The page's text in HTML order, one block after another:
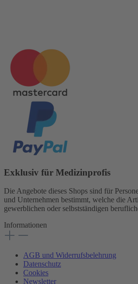
Exklusiv für Medizinprofis
Die Angebote dieses Shops sind für
und Unternehmen bestimmt, welche die
gewerblichen oder selbstständigen
Informationen
AGB und Widerrufsbelehrung
Datenschutz
Cookies
Newsletter